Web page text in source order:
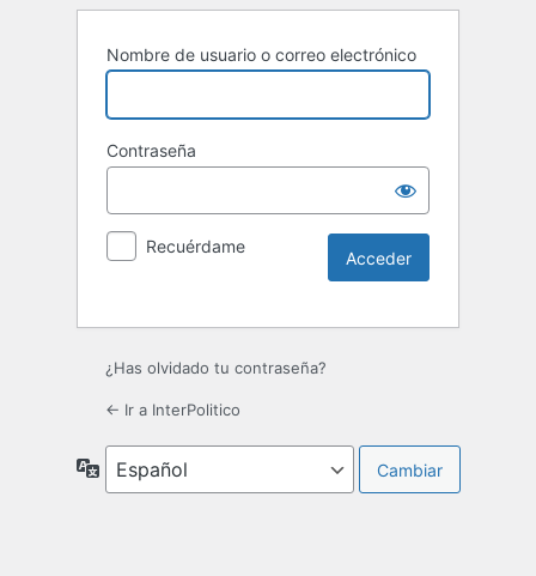
Nombre de usuario o correo electrónico
Contraseña
Recuérdame
¿Has olvidado tu contraseña?
← Ir a InterPolitico
Idioma